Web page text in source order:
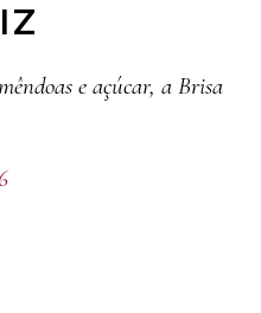
e açúcar, a Brisa